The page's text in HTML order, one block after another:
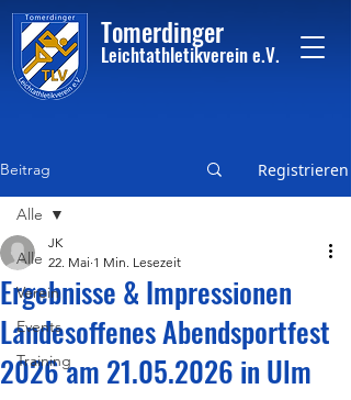
Tomerdinger
Leichtathletikvereine.V.
Beitrag Registrieren
Alle
Verein
Events
Training
Alle
Ergebnisse & Impressionen
Landesoffenes Abendsportfest
2026 am 21.05.2026 in Ulm
JK
22. Mai 1 Min. Lesezeit